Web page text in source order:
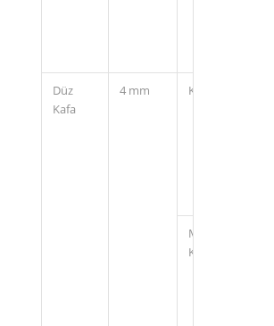
Düz
Kafa
4 mm Kablolu
M12
Konnektörlü